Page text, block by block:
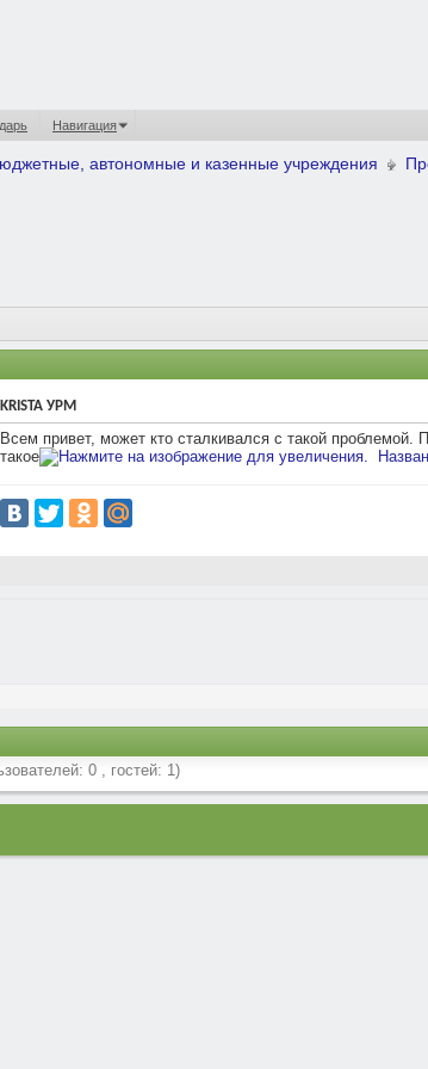
Навигация
автономные и казенные учреждения
KRISTA УРМ
Всем привет, может кто сталкивался с такой
такое
0 , гостей: 1)